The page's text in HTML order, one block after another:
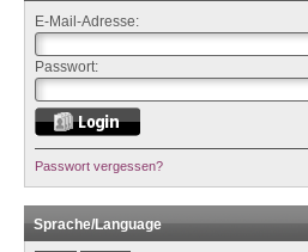
E-Mail-Adresse:
Passwort:
Passwort vergessen?
Sprache/Language